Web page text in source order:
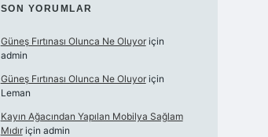
SON YORUMLAR
Güneş Fırtınası Olunca Ne Oluyoriçin
admin
Güneş Fırtınası Olunca Ne Oluyoriçin
Leman
Kayın Ağacından Yapılan Mobilya Sağlam
Mıdıriçin admin